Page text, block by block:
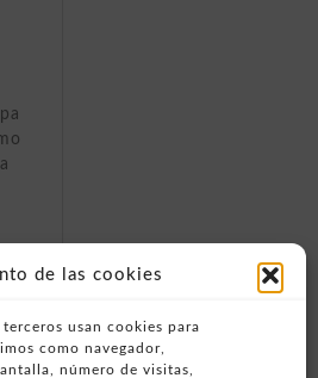
de las cookies
usan cookies para
como navegador,
número de visitas,